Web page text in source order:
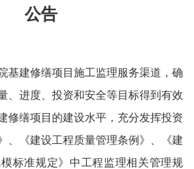
公告
基建修缮项目 施工监理服务渠道，确
、进度、投资和安全等目标得到有效
修缮项目的建设水平，充分发挥投资
、《建设工程质量管理条例》、《建
标准规定》中工程监理相关管理规